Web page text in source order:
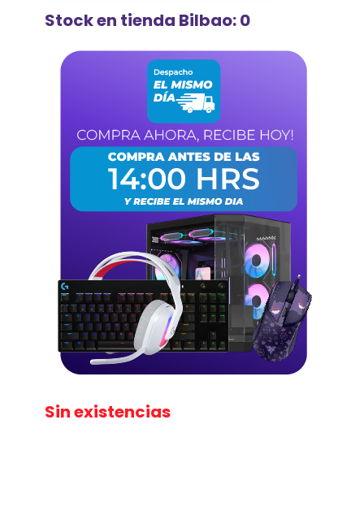
Stock en tienda Bilbao: 0
Sin existencias